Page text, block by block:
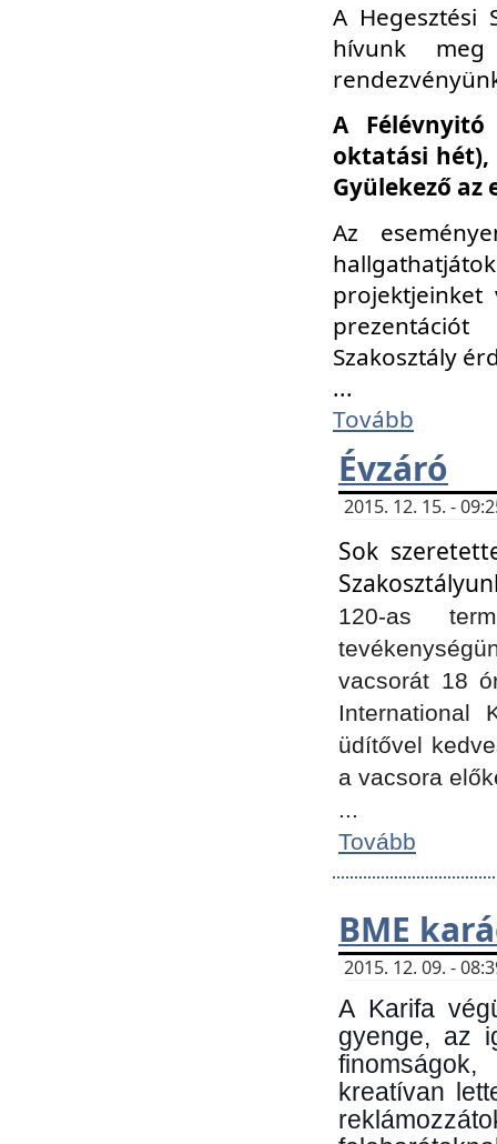
A Hegesztési
hívunk
A
oktatási hét),
Gyülekező az
Az
Szakosztály
...
Tovább
Évzáró
2015. 12. 15. -
Sok
120-as
vacsorát 18
International
üdítővel
a vacsora
...
Tovább
BME
2015. 12. 09. -
A Karifa
gyenge, az
kreatívan